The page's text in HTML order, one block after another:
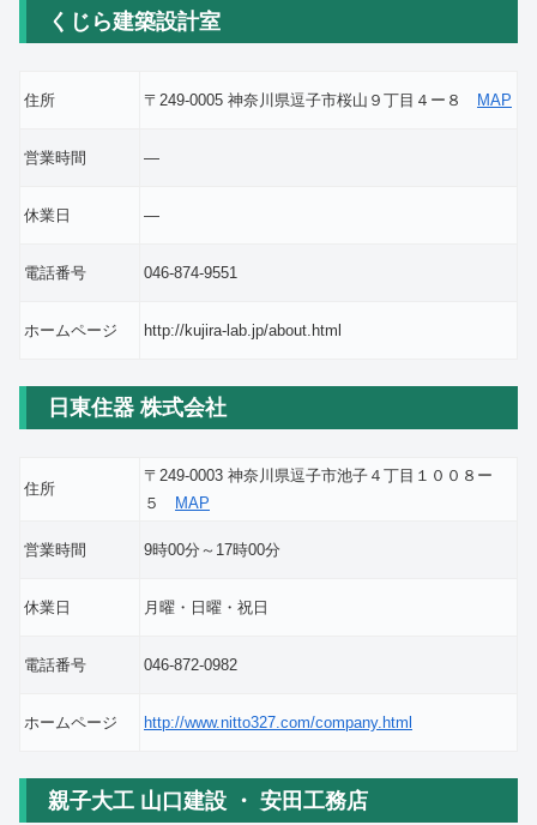
くじら建築設計室
住所 〒249-0005 神奈川県逗子市桜山９丁目４ー８ MAP
営業時間 ―
休業日 ―
電話番号 046-874-9551
ホームページ http://kujira-lab.jp/about.html
日東住器 株式会社
住所
〒249-0003 神奈川県逗子市池子４丁目１００８ー
５
MAP
営業時間 9時00分～17時00分
休業日 月曜・日曜・祝日
電話番号 046-872-0982
ホームページ http://www.nitto327.com/company.html
親子大工 山口建設 ・ 安田工務店